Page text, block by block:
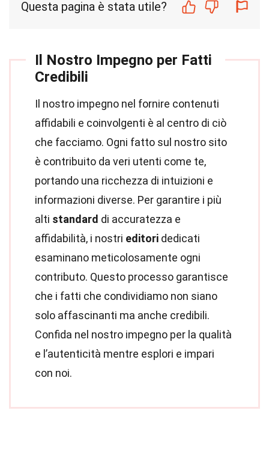
Questa pagina è stata utile?
Il Nostro Impegno per Fatti
Credibili
Il nostro impegno nel fornire contenuti
affidabili e coinvolgenti è al centro di ciò
che facciamo. Ogni fatto sul nostro sito
è contribuito da veri utenti come te,
portando una ricchezza di intuizioni e
informazioni diverse. Per garantire i più
alti standard di accuratezza e
affidabilità, i nostri editori dedicati
esaminano meticolosamente ogni
contributo. Questo processo garantisce
che i fatti che condividiamo non siano
solo affascinanti ma anche credibili.
Confida nel nostro impegno per la qualità
e l’autenticità mentre esplori e impari
con noi.